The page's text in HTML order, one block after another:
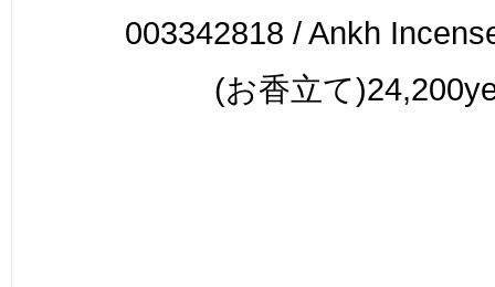
003342818 / Ankh
(お香立て